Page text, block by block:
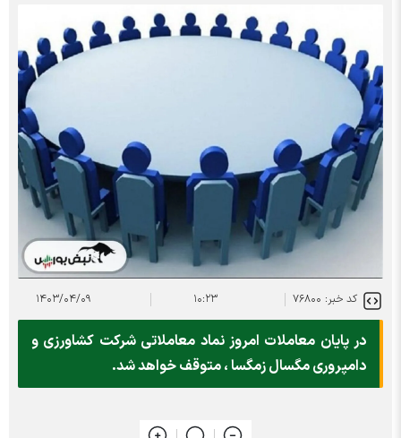
کد خبر: ۷۶۸۰۰ ۱۰:۲۳ ۱۴۰۳/۰۴/۰۹
در پایان معاملات امروز نماد معاملاتی شرکت کشاورزی و
دامپروری مگسال زمگسا ، متوقف خواهد شد.